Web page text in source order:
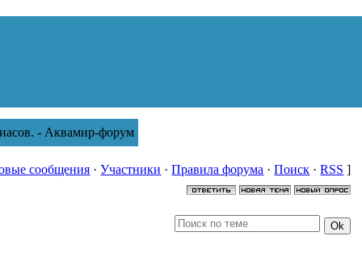
- Аквамир-форум
сообщения ·Участники ·Правила форума ·Поиск ·RSS ]